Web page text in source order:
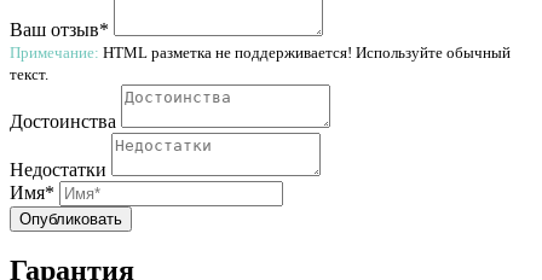
Ваш отзыв*
Примечание: HTML разметка не поддерживается! Используйте обычный
текст.
Достоинства
Недостатки
Имя*
Опубликовать
Гарантия